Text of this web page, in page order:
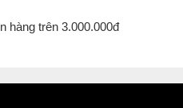
hàng trên 3.000.000đ